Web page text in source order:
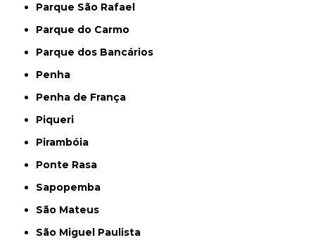
Parque São Rafael
Parque do Carmo
Parque dos Bancários
Penha
Penha de França
Piqueri
Pirambóia
Ponte Rasa
Sapopemba
São Mateus
São Miguel Paulista